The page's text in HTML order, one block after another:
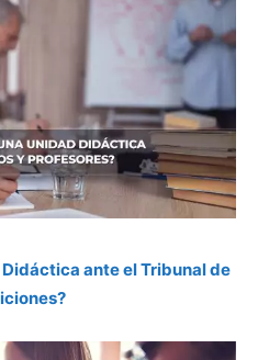
ante el Tribunal de